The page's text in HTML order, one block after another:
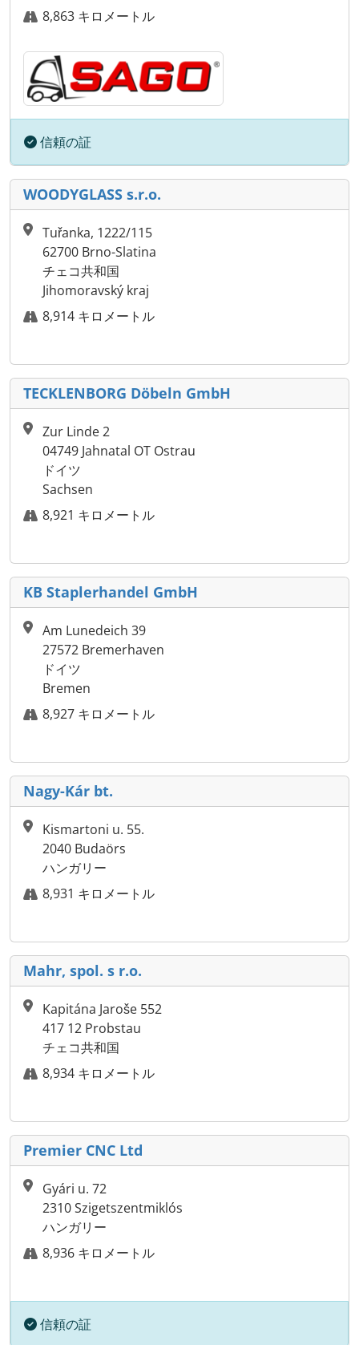
8,863 キロメートル
信頼の証
WOODYGLASS s.r.o.
Tuřanka, 1222/115
62700 Brno-Slatina
チェコ共和国
Jihomoravský kraj
8,914 キロメートル
TECKLENBORG Döbeln GmbH
Zur Linde 2
04749 Jahnatal OT Ostrau
ドイツ
Sachsen
8,921 キロメートル
KB Staplerhandel GmbH
Am Lunedeich 39
27572 Bremerhaven
ドイツ
Bremen
8,927 キロメートル
Nagy-Kár bt.
Kismartoni u. 55.
2040 Budaörs
ハンガリー
8,931 キロメートル
Mahr, spol. s r.o.
Kapitána Jaroše 552
417 12 Probstau
チェコ共和国
8,934 キロメートル
Premier CNC Ltd
Gyári u. 72
2310 Szigetszentmiklós
ハンガリー
8,936 キロメートル
信頼の証